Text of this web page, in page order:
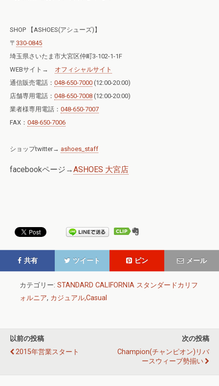
SHOP 【ASHOES(アシューズ)】
〒 330-0845
埼玉県さいたま市大宮区仲町3-102-1-1F
WEBサイト→ オフィシャルサイト
通信販売電話： 048-650-7000 (12:00-20:00)
店舗専用電話： 048-650-7008 (12:00-20:00)
業者様専用電話： 048-650-7007
FAX： 048-650-7006
ショップtwitter→ ashoes_staff
facebookページ→ASHOES 大宮店
共有 ツイート ピン メール
カテゴリー: STANDARD CALIFORNIA スタンダードカリフ
ォルニア, カジュアル,Casual
以前の投稿
2015年営業スタート
次の投稿
Champion(チャンピオン)リバ
ースウィーブ勢揃い